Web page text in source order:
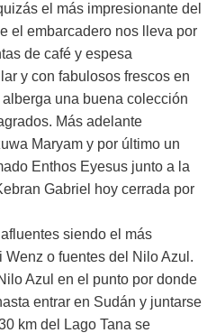
el más impresionante del
el embarcadero nos lleva por
de café y espesa
y con fabulosos frescos en
una buena colección
Más adelante
Maryam y por último un
Enthos Eyesus junto a la
Gabriel hoy cerrada por
siendo el más
o fuentes del Nilo Azul.
Azul en el punto por donde
entrar en Sudán y juntarse
km del Lago Tana se